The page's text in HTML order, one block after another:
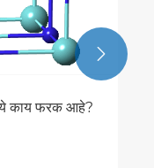
टेक्नोलॉजीज 